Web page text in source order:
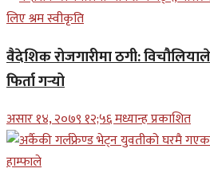
वैदेशिक रोजगारीमा ठगी:
फिर्ता गर्‍यो
असार १४, २०७९ १२;५६ मध्यान्ह प्रकाशित